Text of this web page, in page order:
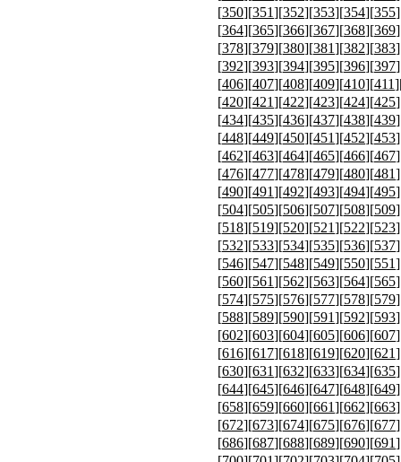
[350][351][352][353][354][355
[364][365][366][367][368][369
[378][379][380][381][382][383
[392][393][394][395][396][397
[406][407][408][409][410][411
[420][421][422][423][424][425
[434][435][436][437][438][439
[448][449][450][451][452][453
[462][463][464][465][466][467
[476][477][478][479][480][481
[490][491][492][493][494][495
[504][505][506][507][508][509
[518][519][520][521][522][523
[532][533][534][535][536][537
[546][547][548][549][550][551
[560][561][562][563][564][565
[574][575][576][577][578][579
[588][589][590][591][592][593
[602][603][604][605][606][607
[616][617][618][619][620][621
[630][631][632][633][634][635
[644][645][646][647][648][649
[658][659][660][661][662][663
[672][673][674][675][676][677
[686][687][688][689][690][691